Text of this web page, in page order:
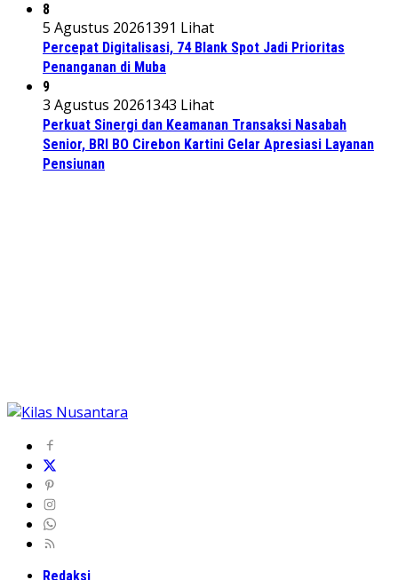
8
5 Agustus 20261391 Lihat
Percepat Digitalisasi, 74 Blank Spot Jadi Prioritas
Penanganan di Muba
9
3 Agustus 20261343 Lihat
Perkuat Sinergi dan Keamanan Transaksi Nasabah
Senior, BRI BO Cirebon Kartini Gelar Apresiasi Layanan
Pensiunan
Redaksi